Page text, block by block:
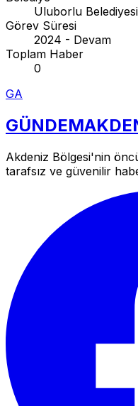
Uluborlu Belediyesi
Görev Süresi
2024 - Devam
Toplam Haber
0
GA
GÜNDEM
Akdeniz Bölgesi'nin
tarafsız ve güvenilir